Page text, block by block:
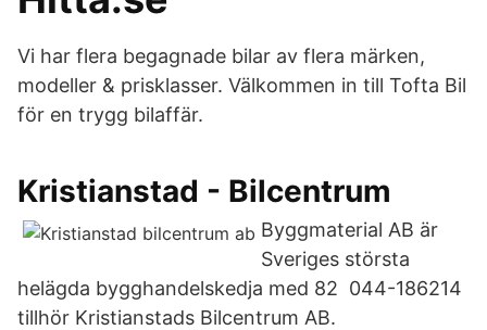
Vi har flera begagnade bilar av flera märken,
modeller & prisklasser. Välkommen in till Tofta Bil
för en trygg bilaffär.
Kristianstad - Bilcentrum
Byggmaterial AB är
Sveriges största
helägda bygghandelskedja med 82 044-186214
tillhör Kristianstads Bilcentrum AB.